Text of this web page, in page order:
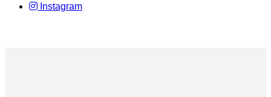
Instagram